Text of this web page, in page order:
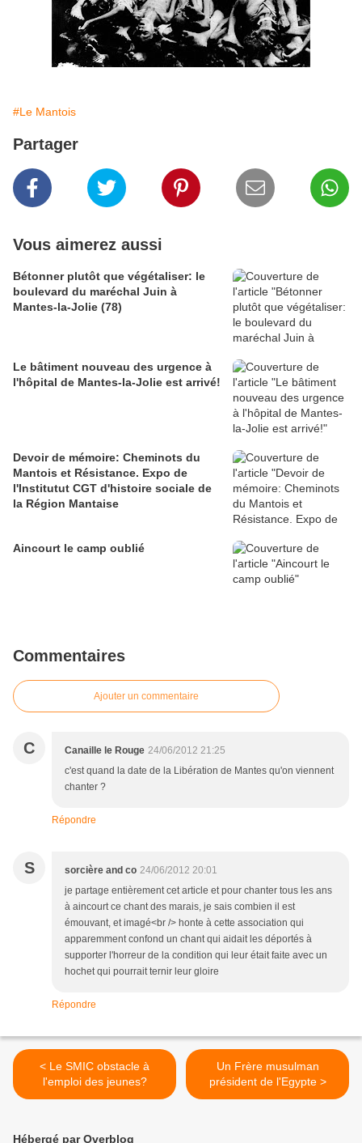
#Le Mantois
Partager
Vous aimerez aussi
Bétonner plutôt que végétaliser: le
boulevard du maréchal Juin à
Mantes-la-Jolie (78)
Le bâtiment nouveau des urgence à
l'hôpital de Mantes-la-Jolie est arrivé!
Devoir de mémoire: Cheminots du
Mantois et Résistance. Expo de
l'Institutut CGT d'histoire sociale de
la Région Mantaise
Aincourt le camp oublié
Commentaires
Ajouter un commentaire
C Canaille le Rouge 24/06/2012 21:25
c'est quand la date de la Libération de Mantes qu'on viennent
chanter ?
Répondre
S sorcière and co 24/06/2012 20:01
je partage entièrement cet article et pour chanter tous les ans
à aincourt ce chant des marais, je sais combien il est
émouvant, et imagé<br /> honte à cette association qui
apparemment confond un chant qui aidait les déportés à
supporter l'horreur de la condition qui leur était faite avec un
hochet qui pourrait ternir leur gloire
Répondre
< Le SMIC obstacle à
l'emploi des jeunes?
Un Frère musulman
président de l'Egypte >
Hébergé par Overblog